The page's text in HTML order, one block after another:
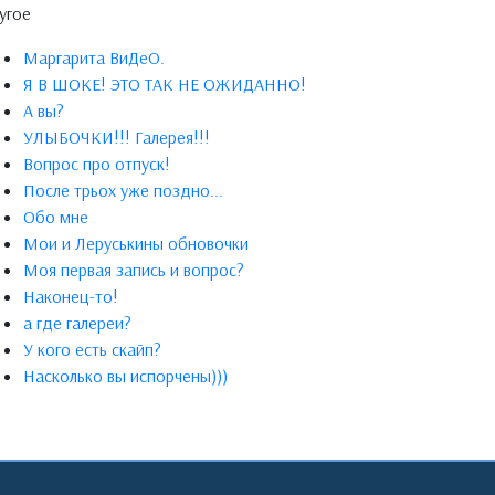
Маргарита ВиДеО.
Я В ШОКЕ! ЭТО ТАК НЕ ОЖИДАННО!
А вы?
УЛЫБОЧКИ!!! Галерея!!!
Вопрос про отпуск!
После трьох уже поздно...
Обо мне
Мои и Леруськины обновочки
Моя первая запись и вопрос?
Наконец-то!
а где галереи?
У кого есть скайп?
Насколько вы испорчены)))